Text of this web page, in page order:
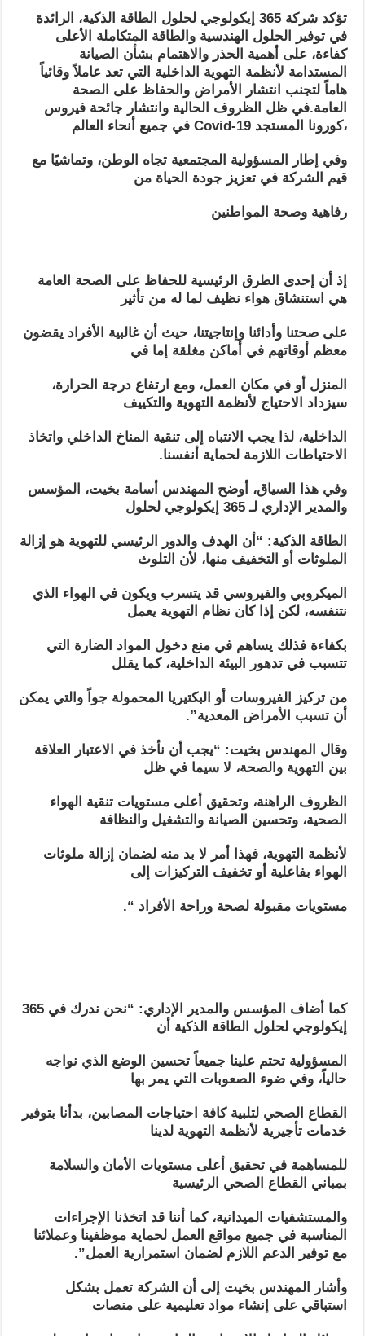
تؤكد شركة 365 إيكولوجي
لحلول الطاقة الذكية، الرائدة
في توفير الحلول الهندسية والطاقة المتكاملة
الأعلى
كفاءة، على أهمية الحذر والاهتمام بشأن الصيانة
المستدامة لأنظمة التهوية الداخلية التي تعد عاملاً وقائياً
هاماً لتجنب انتشار الأمراض والحفاظ على الصحة
العامة.في ظل الظروف الحالية وانتشار جائحة فيروس
كورونا المستجد Covid-19 في جميع أنحاء العالم،
وفي إطار المسؤولية المجتمعية تجاه الوطن، وتماشيًا مع
قيم الشركة في تعزيز جودة الحياة من
رفاهية وصحة المواطنين
إذ أن إحدى الطرق الرئيسية للحفاظ على الصحة العامة
هي استنشاق هواء نظيف لما له من تأثير
على صحتنا وأدائنا وإنتاجيتنا، حيث أن غالبية الأفراد يقضون
معظم أوقاتهم في أماكن مغلقة إما في
المنزل أو في مكان العمل، ومع ارتفاع درجة الحرارة،
سيزداد الاحتياج لأنظمة التهوية والتكييف
الداخلية، لذا يجب الانتباه إلى تنقية المناخ الداخلي واتخاذ
الاحتياطات اللازمة لحماية أنفسنا.
وفي هذا السياق، أوضح المهندس أسامة بخيت، المؤسس
والمدير الإداري لـ 365 إيكولوجي
لحلول
الطاقة الذكية: “أن الهدف والدور الرئيسي للتهوية هو إزالة
الملوثات أو التخفيف منها، لأن التلوث
الميكروبي والفيروسي قد يتسرب ويكون في الهواء الذي
نتنفسه، لكن إذا كان نظام التهوية يعمل
بكفاءة فذلك يساهم في منع دخول المواد الضارة التي
تتسبب في تدهور البيئة الداخلية، كما يقلل
من تركيز الفيروسات أو البكتيريا المحمولة جواً والتي يمكن
أن تسبب الأمراض المعدية”.
وقال المهندس بخيت: “يجب أن نأخذ في الاعتبار العلاقة
بين التهوية والصحة، لا سيما في ظل
الظروف الراهنة، وتحقيق أعلى مستويات تنقية الهواء
الصحية، وتحسين الصيانة والتشغيل والنظافة
لأنظمة التهوية، فهذا أمر لا بد منه لضمان إزالة ملوثات
الهواء بفاعلية أو تخفيف التركيزات إلى
مستويات مقبولة لصحة وراحة الأفراد “.
كما أضاف المؤسس والمدير الإداري: “نحن ندرك في 365
إيكولوجي لحلول الطاقة الذكية أن
المسؤولية تحتم علينا جميعاً تحسين الوضع الذي نواجه
حالياً، وفي ضوء الصعوبات التي يمر بها
القطاع الصحي لتلبية كافة احتياجات المصابين، بدأنا بتوفير
خدمات تأجيرية لأنظمة التهوية لدينا
للمساهمة في تحقيق أعلى مستويات الأمان والسلامة
بمباني القطاع الصحي الرئيسية
والمستشفيات الميدانية، كما أننا قد اتخذنا الإجراءات
المناسبة في جميع مواقع العمل لحماية موظفينا وعملائنا
مع توفير الدعم اللازم لضمان استمرارية العمل”.
وأشار المهندس بخيت إلى أن الشركة تعمل بشكل
استباقي على إنشاء مواد تعليمية على منصات